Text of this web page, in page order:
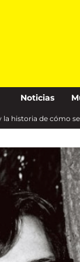
Noticias
la historia de cómo